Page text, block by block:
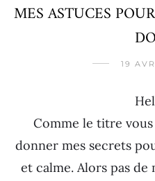
MES ASTUCES
19
Comme le titre vous
donner mes secrets
et calme. Alors pas de